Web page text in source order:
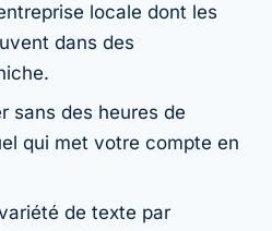
locale dont les
dans des
sans des heures de
qui met votre compte en
de texte par